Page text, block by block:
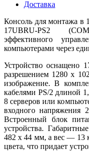
Доставка
Консоль для монтажа
17UBRU-PS2
эффективного
компьютерами через
Устройство
разрешением 1280 x
изображение. В
кабелями PS/2 длиной
8 серверов или
входного напряжения
Встроенный блок
устройства.
482 x 44 мм, а вес — 13
цвета, что придает